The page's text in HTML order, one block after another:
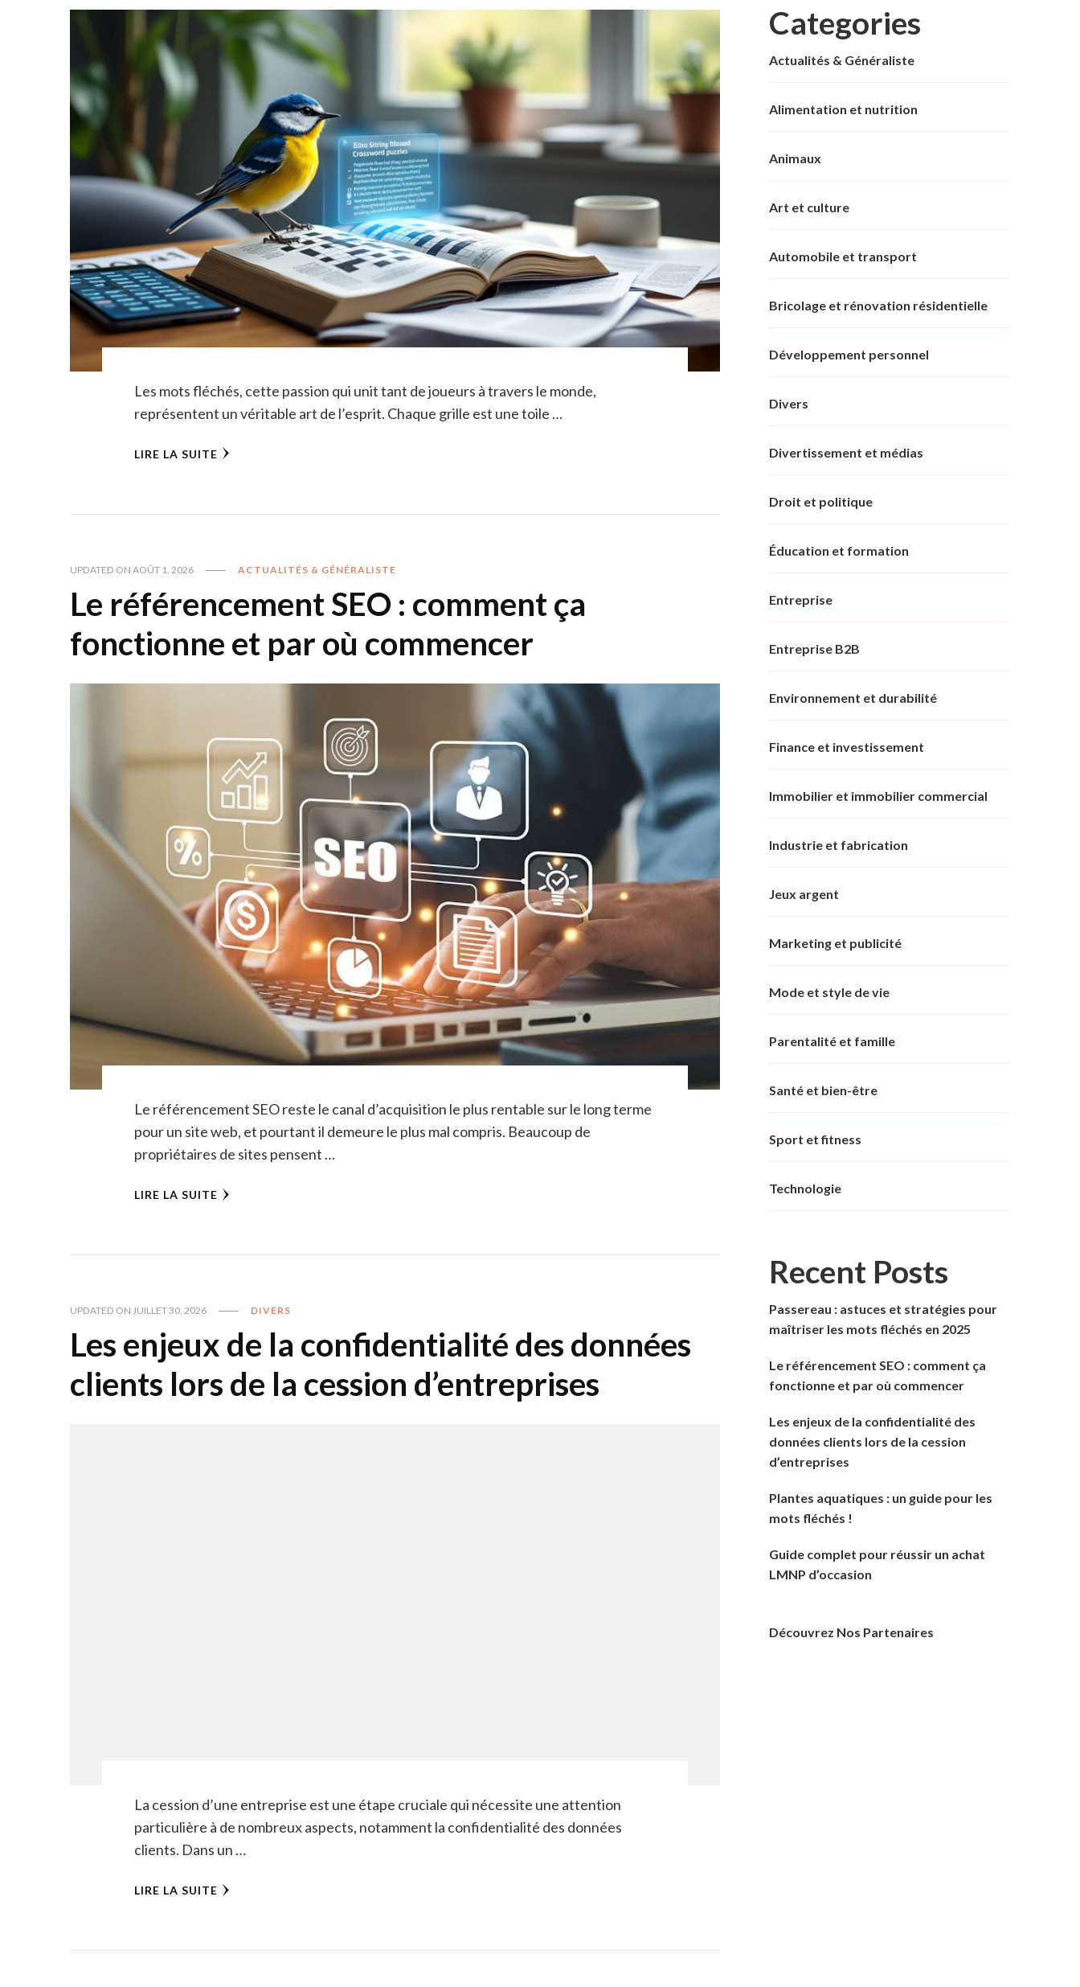
Les mots fléchés, cette passion qui unit tant de joueurs à travers le monde,
représentent un véritable art de l’esprit. Chaque grille est une toile …
LIRE LA SUITE
UPDATED ON AOÛT 1, 2026 ACTUALITÉS & GÉNÉRALISTE
Le référencement SEO : comment ça
fonctionne et par où commencer
Le référencement SEO reste le canal d’acquisition le plus rentable sur le long terme
pour un site web, et pourtant il demeure le plus mal compris. Beaucoup de
propriétaires de sites pensent …
LIRE LA SUITE
UPDATED ON JUILLET 30, 2026 DIVERS
Les enjeux de la confidentialité des données
clients lors de la cession d’entreprises
La cession d’une entreprise est une étape cruciale qui nécessite une attention
particulière à de nombreux aspects, notamment la confidentialité des données
clients. Dans un …
LIRE LA SUITE
Categories
Actualités & Généraliste
Alimentation et nutrition
Animaux
Art et culture
Automobile et transport
Bricolage et rénovation résidentielle
Développement personnel
Divers
Divertissement et médias
Droit et politique
Éducation et formation
Entreprise
Entreprise B2B
Environnement et durabilité
Finance et investissement
Immobilier et immobilier commercial
Industrie et fabrication
Jeux argent
Marketing et publicité
Mode et style de vie
Parentalité et famille
Santé et bien-être
Sport et fitness
Technologie
Recent Posts
Passereau : astuces et stratégies pour
maîtriser les mots fléchés en 2025
Le référencement SEO : comment ça
fonctionne et par où commencer
Les enjeux de la confidentialité des
données clients lors de la cession
d’entreprises
Plantes aquatiques : un guide pour les
mots fléchés !
Guide complet pour réussir un achat
LMNP d’occasion
Découvrez Nos Partenaires